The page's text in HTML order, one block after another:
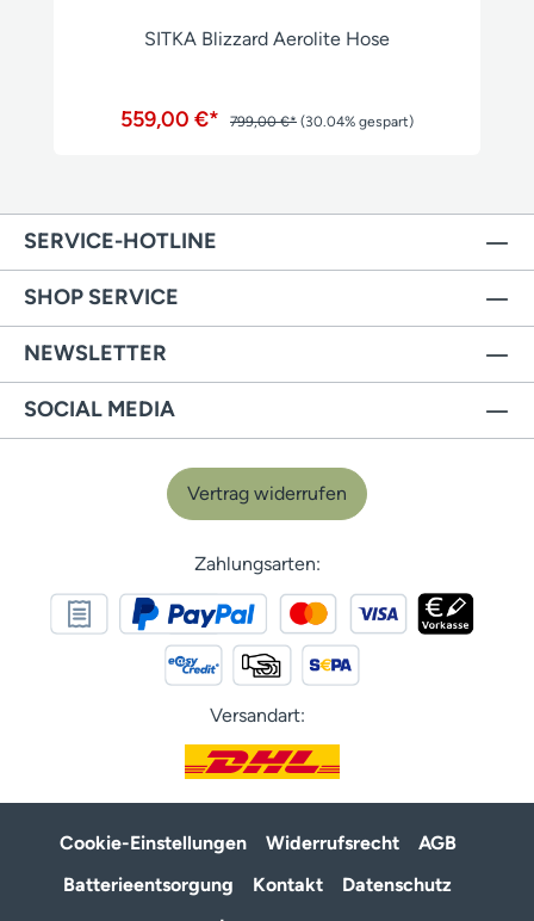
SITKA Blizzard Aerolite Hose
559,00 €* 799,00 €* (30.04% gespart)
SERVICE-HOTLINE
SHOP SERVICE
NEWSLETTER
SOCIAL MEDIA
Vertrag widerrufen
Zahlungsarten:
Versandart:
Cookie-Einstellungen Widerrufsrecht
AGB
Batterieentsorgung
Kontakt
Datenschutz